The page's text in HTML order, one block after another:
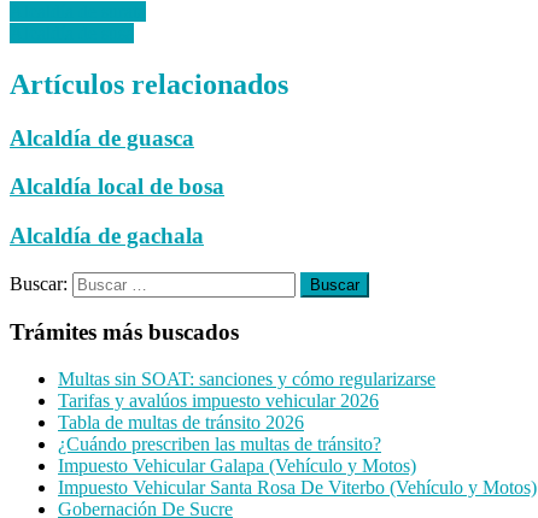
Artículos relacionados
Alcaldía de guasca
Alcaldía local de bosa
Alcaldía de gachala
Buscar:
Trámites más buscados
Multas sin SOAT: sanciones y cómo regularizarse
Tarifas y avalúos impuesto vehicular 2026
Tabla de multas de tránsito 2026
¿Cuándo prescriben las multas de tránsito?
Impuesto Vehicular Galapa (Vehículo y Motos)
Impuesto Vehicular Santa Rosa De Viterbo (Vehículo y Motos)
Gobernación De Sucre